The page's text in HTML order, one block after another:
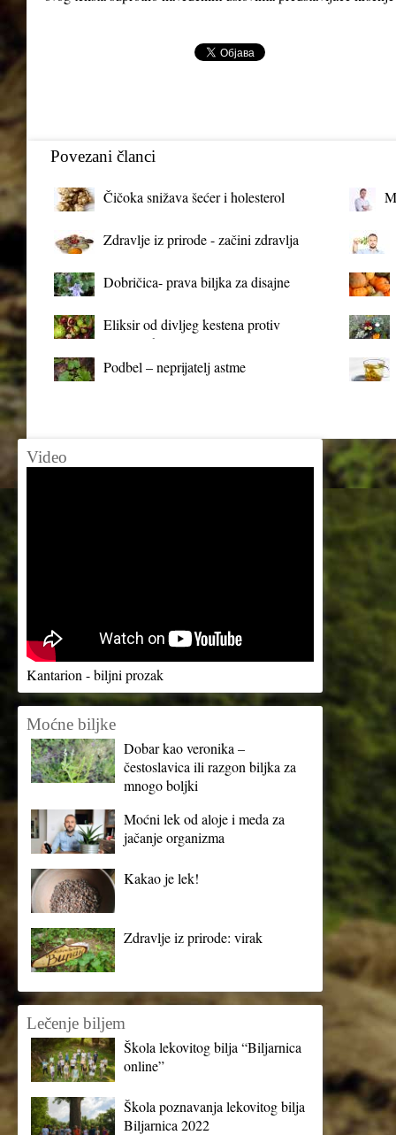
Povezani članci
Čičoka snižava šećer i holesterol
Zdravlje iz prirode - začini zdravlja
Dobričica- prava biljka za disajne
Eliksir od divljeg kestena protiv
proširenih vena
Podbel – neprijatelj astme
Video
Kantarion - biljni prozak
Moćne biljke
Dobar kao veronika –
čestoslavica ili razgon biljka za
mnogo boljki
Moćni lek od aloje i meda za
jačanje organizma
Kakao je lek!
Zdravlje iz prirode: virak
Lečenje biljem
Škola lekovitog bilja “Biljarnica
online”
Škola poznavanja lekovitog bilja
Biljarnica 2022